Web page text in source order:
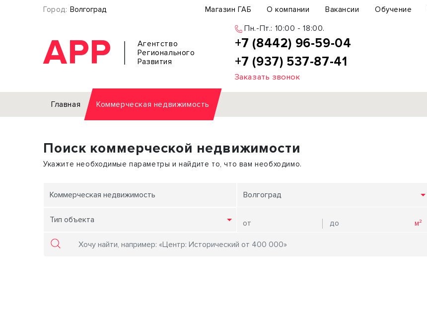
Город: Волгоград Магазин ГАБ О компании Вакансии Обучение
АРР
Агентство
Регионального
Развития
Пн.-Пт.: 10:00 - 18:00.
+7 (8442) 96-59-04
+7 (937) 537-87-41
Заказать звонок
Главная Коммерческая недвижимость
Офис
Торговое помещение
Склад
Земельный участок
Отдельное здание
Бизнес-центр
Поиск коммерческой недвижимости
Укажите необходимые параметры и найдите то, что вам необходимо.
Коммерческая недвижимость Волгоград
Тип объекта